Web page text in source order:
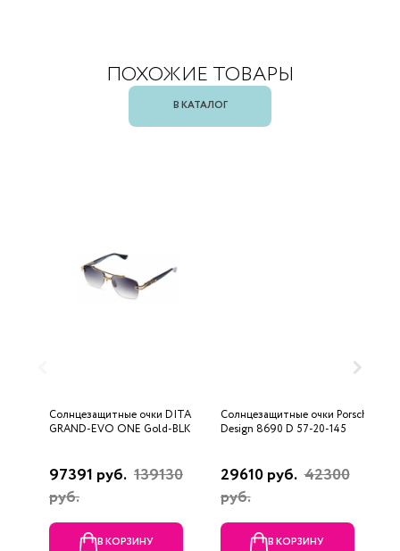
ПОХОЖИЕ ТОВАРЫ
В КАТАЛОГ
Солнцезащитные очки DITA
GRAND-EVO ONE Gold-BLK
97391 руб. 139130
руб.
В КОРЗИНУ
Солнцезащитные очки Porsche
Design 8690 D 57-20-145
29610 руб. 42300
руб.
В КОРЗИНУ